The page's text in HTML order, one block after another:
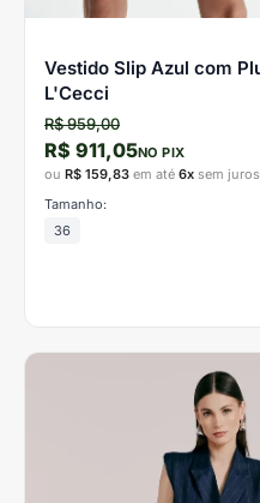
Vestido Slip Azul com
L'Cecci
R$ 959,00
R$ 911,05NO PIX
ou R$ 159,83 em até 6x sem juros
Tamanho:
36